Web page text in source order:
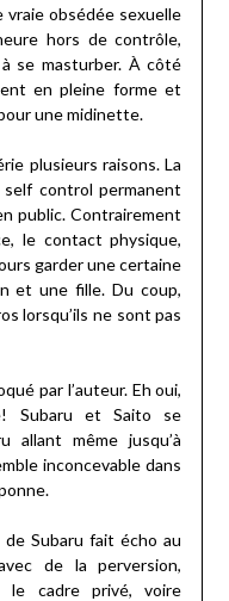
vraie obsédée sexuelle
hors de contrôle,
se masturber. À côté
en pleine forme et
une midinette.
plusieurs raisons. La
control permanent
public. Contrairement
le contact physique,
garder une certaine
et une fille. Du coup,
lorsqu’ils ne sont pas
par l’auteur. Eh oui,
Subaru et Saito se
allant même jusqu’à
inconcevable dans
de Subaru fait écho au
de la perversion,
le cadre privé, voire